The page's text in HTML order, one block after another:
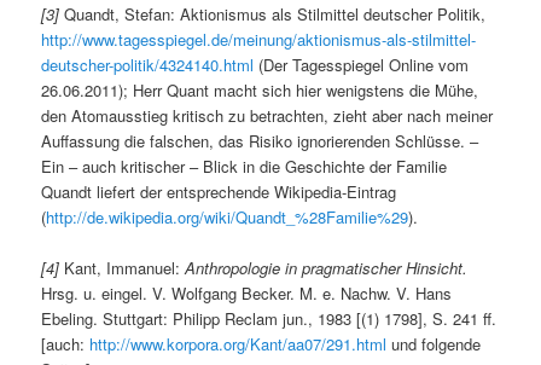
[3] Quandt, Stefan: Aktionismus als Stilmittel deutscher Politik,
http://www.tagesspiegel.de/meinung/aktionismus-als-stilmittel-
deutscher-politik/4324140.html (Der Tagesspiegel Online vom
26.06.2011); Herr Quant macht sich hier wenigstens die Mühe,
den Atomausstieg kritisch zu betrachten, zieht aber nach meiner
Auffassung die falschen, das Risiko ignorierenden Schlüsse. –
Ein – auch kritischer – Blick in die Geschichte der Familie
Quandt liefert der entsprechende Wikipedia-Eintrag
(http://de.wikipedia.org/wiki/Quandt_%28Familie%29).
[4] Kant, Immanuel:Anthropologie in pragmatischer Hinsicht.
Hrsg. u. eingel. V. Wolfgang Becker. M. e. Nachw. V. Hans
Ebeling. Stuttgart: Philipp Reclam jun., 1983 [(1) 1798], S. 241 ff.
[auch: http://www.korpora.org/Kant/aa07/291.html und folgende